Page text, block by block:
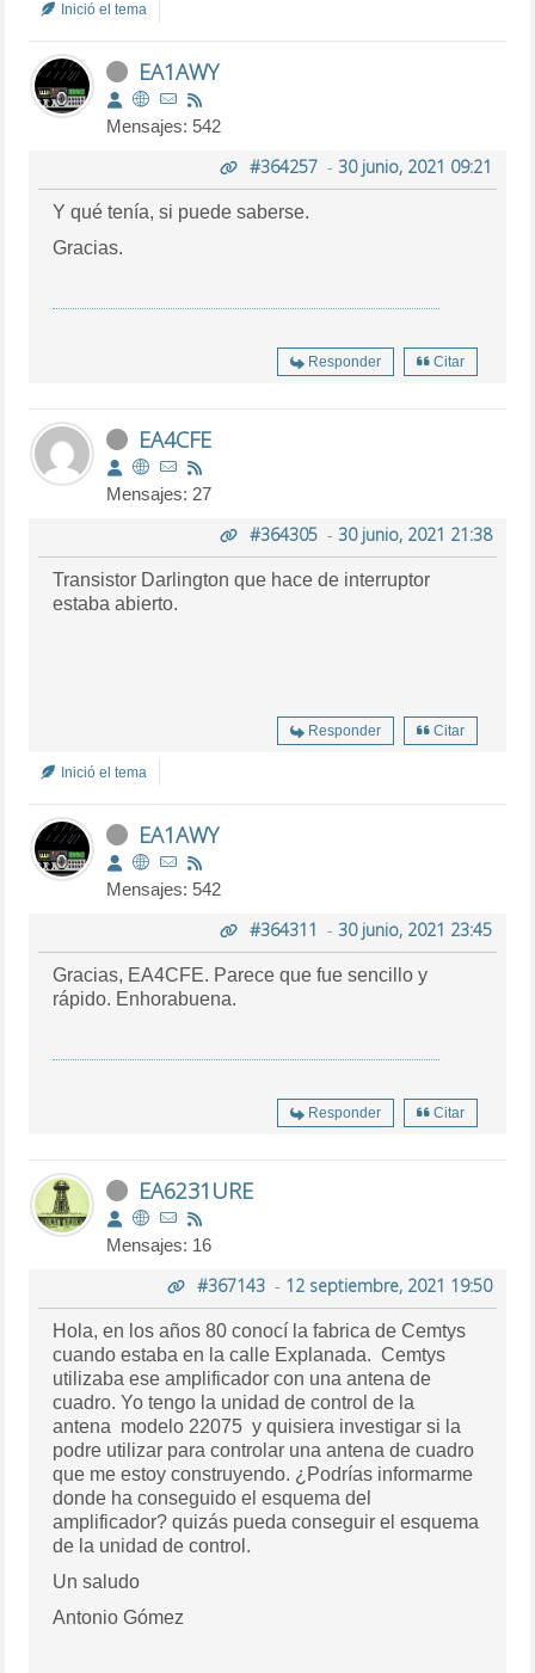
Inició el tema
EA1AWY
Mensajes: 542
#364257- 30 junio, 2021 09:21
Y qué tenía, si puede saberse.
Gracias.
Responder Citar
EA4CFE
Mensajes: 27
#364305- 30 junio, 2021 21:38
Transistor Darlington que hace de interruptor
estaba abierto.
Responder Citar
Inició el tema
EA1AWY
Mensajes: 542
#364311 - 30 junio, 2021 23:45
Gracias, EA4CFE. Parece que fue sencillo y
rápido. Enhorabuena.
Responder Citar
EA6231URE
Mensajes: 16
#367143- 12 septiembre, 2021 19:50
Hola, en los años 80 conocí la fabrica de Cemtys
cuando estaba en la calle Explanada. Cemtys
utilizaba ese amplificador con una antena de
cuadro. Yo tengo la unidad de control de la
antena modelo 22075 y quisiera investigar si la
podre utilizar para controlar una antena de cuadro
que me estoy construyendo. ¿Podrías informarme
donde ha conseguido el esquema del
amplificador? quizás pueda conseguir el esquema
de la unidad de control.
Un saludo
Antonio Gómez